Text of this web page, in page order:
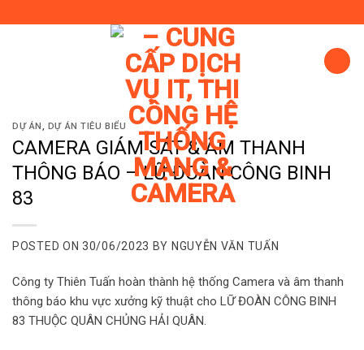
to
DỰ ÁN, DỰ ÁN TIÊU BIỂU
CAMERA GIÁM SÁT & ÂM THANH
THÔNG BÁO – LỮ ĐOÀN CÔNG BINH
83
POSTED ON 30/06/2023 BY NGUYỄN VĂN TUẤN
Công ty Thiên Tuấn hoàn thành hệ thống Camera và âm thanh
thông báo khu vực xưởng kỹ thuật cho LỮ ĐOÀN CÔNG BINH
83 THUỘC QUÂN CHỦNG HẢI QUÂN.